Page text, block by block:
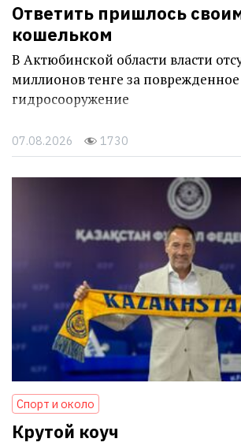
Ответить пришлось
кошельком
В Актюбинской области власти
миллионов тенге за поврежденное
гидросооружение
07.08.2026 1730
Спорт и около
Крутой коуч